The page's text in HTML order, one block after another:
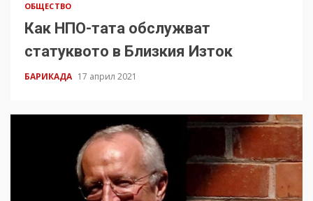
ОБЩЕСТВО
Как НПО-тата обслужват
статуквото в Близкия Изток
БАРИКАДА 17 април 2021